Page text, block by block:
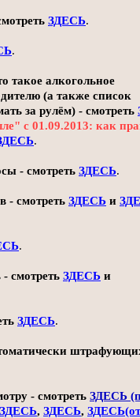
ЗДЕСЬ.
.
такое алкогольное
(а также список
за рулём) - смотреть
с 01.09.2013: как
.
- смотреть ЗДЕСЬ.
- смотреть ЗДЕСЬ и
.
смотреть ЗДЕСЬ и
ЗДЕСЬ.
- смотреть ЗДЕСЬ
ЗДЕСЬ, ЗДЕСЬ,